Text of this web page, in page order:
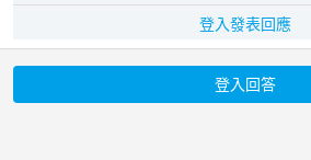
登入發表回應
登入回答